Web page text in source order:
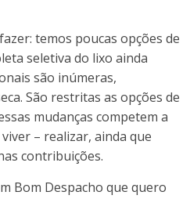
temos poucas opções de
seletiva do lixo ainda
são inúmeras,
São restritas as opções de
mudanças competem a
– realizar, ainda que
contribuições.
Bom Despacho que quero